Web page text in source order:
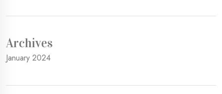
Archives
January 2024